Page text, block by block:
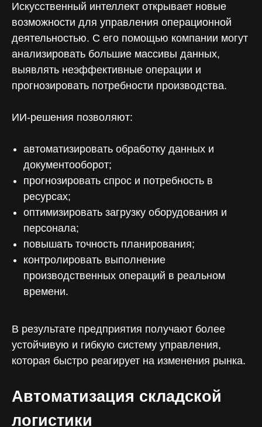
Искусственный интеллект открывает новые
возможности для управления операционной
деятельностью. С его помощью компании могут
анализировать большие массивы данных,
выявлять неэффективные операции и
прогнозировать потребности производства.
ИИ-решения позволяют:
автоматизировать обработку данных и
документооборот;
прогнозировать спрос и потребность в
ресурсах;
оптимизировать загрузку оборудования и
персонала;
повышать точность планирования;
контролировать выполнение
производственных операций в реальном
времени.
В результате предприятия получают более
устойчивую и гибкую систему управления,
которая быстро реагирует на изменения рынка.
Автоматизация складской
логистики